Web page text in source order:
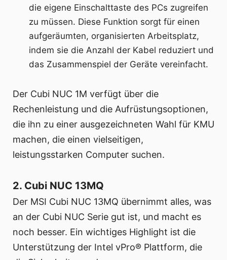
die eigene Einschalttaste des PCs zugreifen
zu müssen. Diese Funktion sorgt für einen
aufgeräumten, organisierten Arbeitsplatz,
indem sie die Anzahl der Kabel reduziert und
das Zusammenspiel der Geräte vereinfacht.
Der Cubi NUC 1M verfügt über die
Rechenleistung und die Aufrüstungsoptionen,
die ihn zu einer ausgezeichneten Wahl für KMU
machen, die einen vielseitigen,
leistungsstarken Computer suchen.
2. Cubi NUC 13MQ
Der MSI Cubi NUC 13MQ übernimmt alles, was
an der Cubi NUC Serie gut ist, und macht es
noch besser. Ein wichtiges Highlight ist die
Unterstützung der Intel vPro® Plattform, die